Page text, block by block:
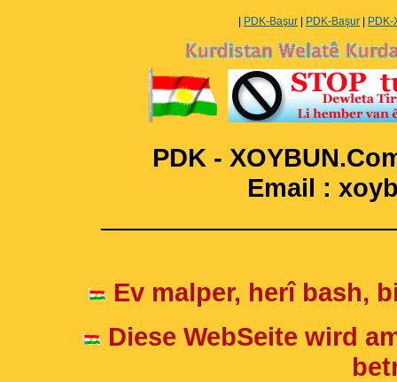
PDK-Başur PDK-Başur
PDK -
Email :
Ev malper, herî bash,
Diese WebSeite wird